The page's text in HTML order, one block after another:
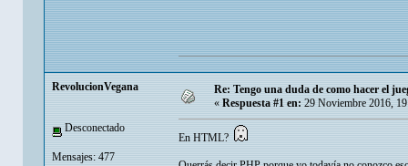
RevolucionVegana
Desconectado
Mensajes: 477
Re: Tengo una duda de como hacer el
« Respuesta #1 en: 29 Noviembre 2016,
En HTML?